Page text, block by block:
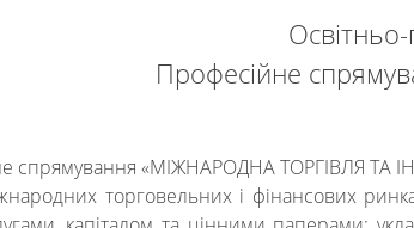
Професійне
спрямування «МІЖНАРОДНА ТОРГІВЛЯ ТА
торговельних і фінансових